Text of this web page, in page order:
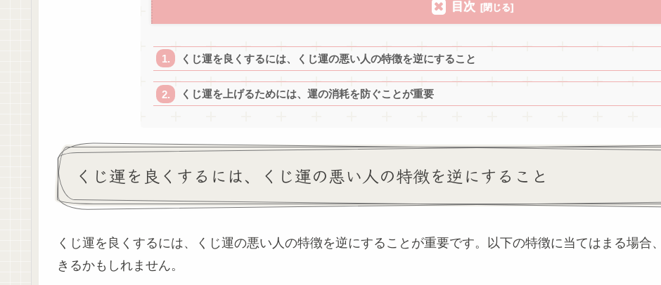
目次
くじ運を良くするには、くじ運の悪い人の特徴を逆にすること
くじ運を上げるためには、運の消耗を防ぐことが重要
くじ運を良くするには、くじ運の悪い人の特徴を逆にすること
くじ運を良くするには、くじ運の悪い人の特徴を逆にすることが重要です。以下の特徴に当てはまる場合
きるかもしれません。